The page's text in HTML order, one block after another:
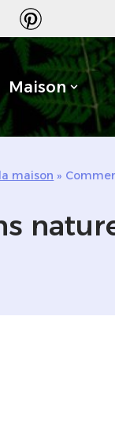
Maison
maison »